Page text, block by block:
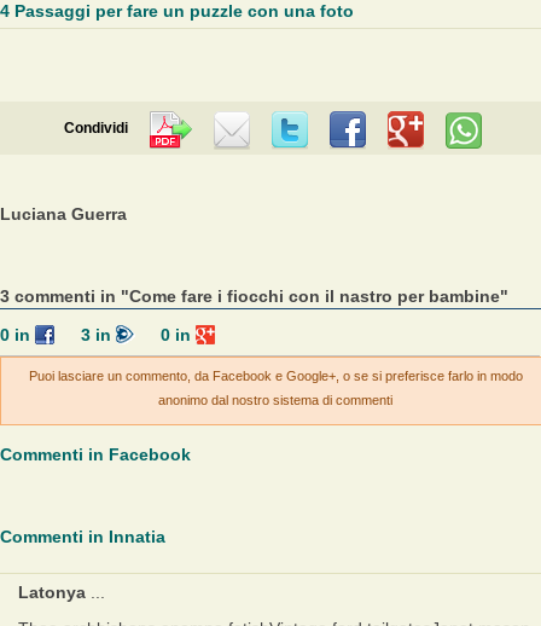
4 Passaggi per fare un puzzle con una foto
Condividi
Luciana Guerra
3 commenti in "Come fare i fiocchi con il nastro per bambine"
0in 3in 0 in
Puoi lasciare un commento, da Facebook e Google+, o se si preferisce farlo in modo
anonimo dal nostro sistema di commenti
Commenti in Facebook
Commenti in Innatia
Latonya